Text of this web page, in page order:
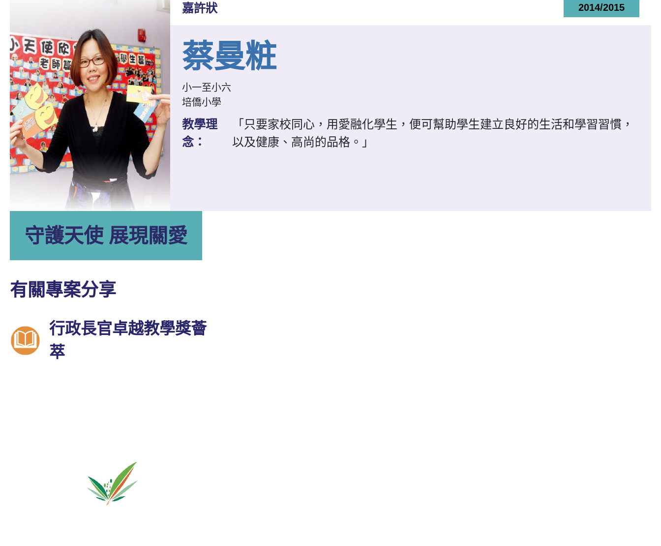
嘉許狀 2014/2015
蔡曼粧
小一至小六
培僑小學
教學理
念：
「只要家校同心，用愛融化學生，便可幫助學生建立良好的生活和學習習慣，
以及健康、高尚的品格。」
守護天使 展現關愛
有關專案分享
行政長官卓越教學獎薈
萃